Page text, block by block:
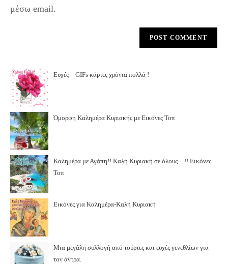
μέσω email.
Ευχές – GIFs κάρτες χρόνια πολλά !
Όμορφη Καλημέρα Κυριακής με Εικόνες Τοπ
Καλημέρα με Αγάπη!! Καλή Κυριακή σε όλους…!! Εικόνες
Τοπ
Εικόνες για Καλημέρα-Καλή Κυριακή
Μια μεγάλη συλλογή από τούρτες και ευχές γενεθλίων για
τον άντρα.